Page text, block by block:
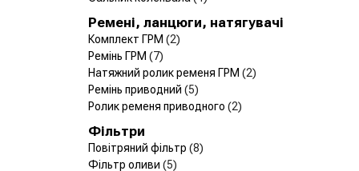
Ремені, ланцюги, натягувачі
Комплект ГРМ (2)
Ремінь ГРМ (7)
Натяжний ролик ременя ГРМ (2)
Ремінь приводний (5)
Ролик ременя приводного (2)
Фільтри
Повітряний фільтр (8)
Фільтр оливи (5)